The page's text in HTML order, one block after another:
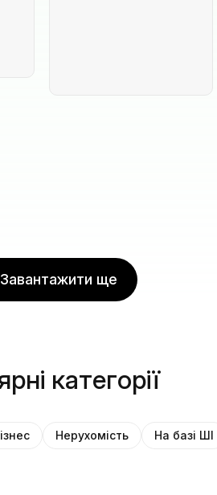
Завантажити ще
категорії
Нерухомість На базі ШІ